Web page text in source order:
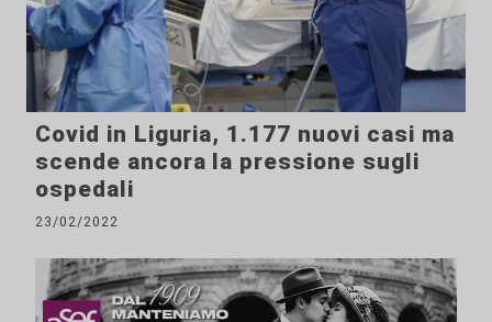
Covid in Liguria, 1.177 nuovi casi ma
scende ancora la pressione sugli
ospedali
23/02/2022